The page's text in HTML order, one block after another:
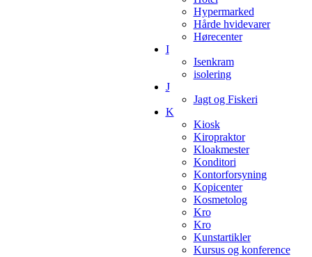
Hypermarked
Hårde hvidevarer
Hørecenter
I
Isenkram
isolering
J
Jagt og Fiskeri
K
Kiosk
Kiropraktor
Kloakmester
Konditori
Kontorforsyning
Kopicenter
Kosmetolog
Kro
Kro
Kunstartikler
Kursus og konference